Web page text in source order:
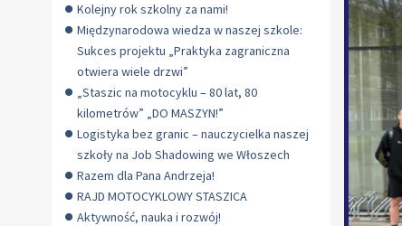
Kolejny rok szkolny za nami!
Międzynarodowa wiedza w naszej szkole:
Sukces projektu „Praktyka zagraniczna
otwiera wiele drzwi”
„Staszic na motocyklu – 80 lat, 80
kilometrów” „DO MASZYN!”
Logistyka bez granic – nauczycielka naszej
szkoły na Job Shadowing we Włoszech
Razem dla Pana Andrzeja!
RAJD MOTOCYKLOWY STASZICA
Aktywność, nauka i rozwój!